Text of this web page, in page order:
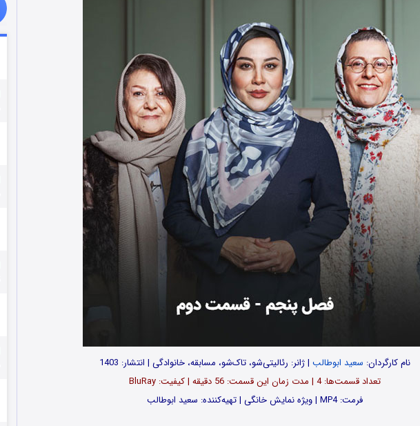
نام کارگردان: سعید ابوطالب| ژانر: رئالیتی‌شو، تاک‌شو، مسابقه، خانوادگی | انتشار: 1403
تعداد قسمت‌ها: 4 | مدت زمان این قسمت: 56 دقیقه | کیفیت: BluRay
فرمت: MP4 | ویژه نمایش خانگی | تهیه‌کننده: سعید ابوطالب